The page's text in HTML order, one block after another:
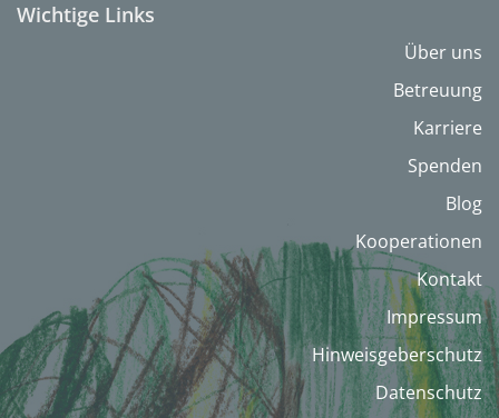
Wichtige Links
Über uns
Betreuung
Karriere
Spenden
Blog
Kooperationen
Kontakt
Impressum
Hinweisgeberschutz
Datenschutz